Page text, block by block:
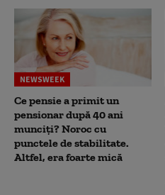
NEWSWEEK
Ce pensie a primit un
pensionar după 40 ani
munciți? Noroc cu
punctele de stabilitate.
Altfel, era foarte mică